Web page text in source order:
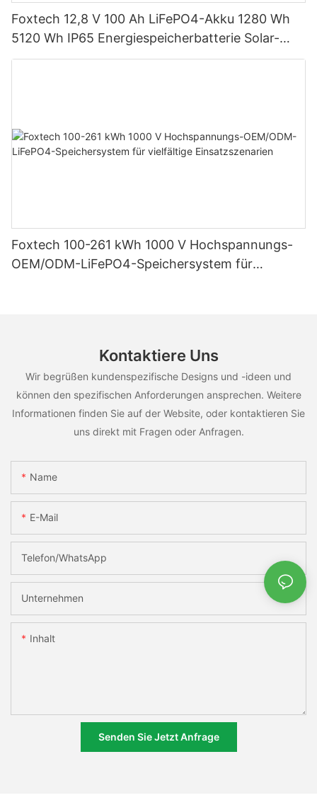
Foxtech 12,8 V 100 Ah LiFePO4-Akku 1280 Wh
5120 Wh IP65 Energiespeicherbatterie Solar-
Heimsysteme
Foxtech 100-261 kWh 1000 V Hochspannungs-
OEM/ODM-LiFePO4-Speichersystem für
Kontaktiere Uns
Wir begrüßen kundenspezifische Designs und -ideen und
können den spezifischen Anforderungen ansprechen. Weitere
Informationen finden Sie auf der Website, oder kontaktieren Sie
uns direkt mit Fragen oder Anfragen.
Name
E-Mail
Telefon/WhatsApp
Unternehmen
Inhalt
Senden Sie Jetzt Anfrage